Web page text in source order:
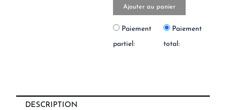
Ajouter au panier
Paiement
partiel:
Paiement
total:
DESCRIPTION